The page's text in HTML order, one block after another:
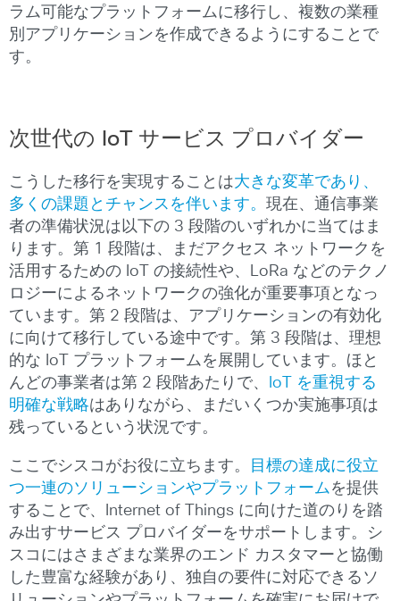
ラム可能なプラットフォームに移行し、複数の業種
別アプリケーションを作成できるようにすることで
す。
次世代の IoT サービス プロバイダー
こうした移行を実現することは大きな変革であり、
多くの課題とチャンスを伴います。 現在、通信事業
者の準備状況は以下の 3 段階のいずれかに当てはま
ります。第 1 段階は、まだアクセス ネットワークを
活用するための IoT の接続性や、LoRa などのテクノ
ロジーによるネットワークの強化が重要事項となっ
ています。第 2 段階は、アプリケーションの有効化
に向けて移行している途中です。第 3 段階は、理想
的な IoT プラットフォームを展開しています。ほと
んどの事業者は第 2 段階あたりで、
IoT を重視する
明確な戦略はありながら、まだいくつか実施事項は
残っているという状況です。
ここでシスコがお役に立ちます。
目標の達成に役立
つ一連のソリューションやプラットフォームを提供
することで、Internet of Things に向けた道のりを踏
み出すサービス プロバイダーをサポートします。シ
スコにはさまざまな業界のエンド カスタマーと協働
した豊富な経験があり、独自の要件に対応できるソ